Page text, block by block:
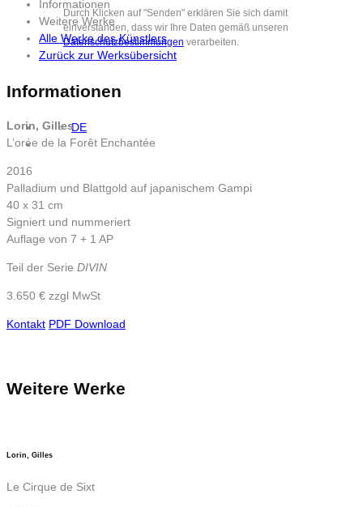
Durch Klicken auf "Senden" erklären Sie sich damit
einverstanden, dass wir Ihre Daten gemäß unseren
Datenschutzbestimmungen verarbeiten.
DE
Informationen
Weitere Werke
Alle Werke des Künstlers
Zurück zur Werksübersicht
Informationen
Lorin, Gilles
L’orée de la Forêt Enchantée
2016
Palladium und Blattgold auf japanischem Gampi
40 x 31 cm
Signiert und nummeriert
Auflage von 7 + 1 AP
Teil der Serie DIVIN
3.650 € zzgl MwSt
Kontakt PDF Download
Weitere Werke
Lorin, Gilles
Le Cirque de Sixt